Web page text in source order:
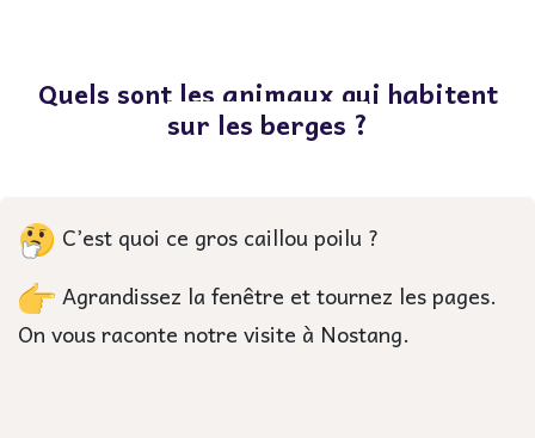
Quels sont les animaux qui habitent
sur les berges ?
C’est quoi ce gros caillou poilu ?
Agrandissez la fenêtre et tournez les pages.
On vous raconte notre visite à Nostang.